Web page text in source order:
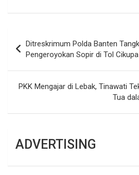
pos
Ditreskrimum Polda Banten
Pengeroyokan Sopir di Tol Cikupa
PKK Mengajar di Lebak, Tinawati
Tua
ADVERTISING